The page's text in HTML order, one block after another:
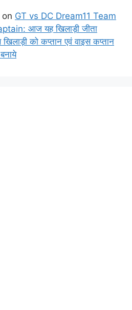
on GT vs DC Dream11 Team
आज यह खिलाड़ी जीता
को कप्तान एवं वाइस कप्तान